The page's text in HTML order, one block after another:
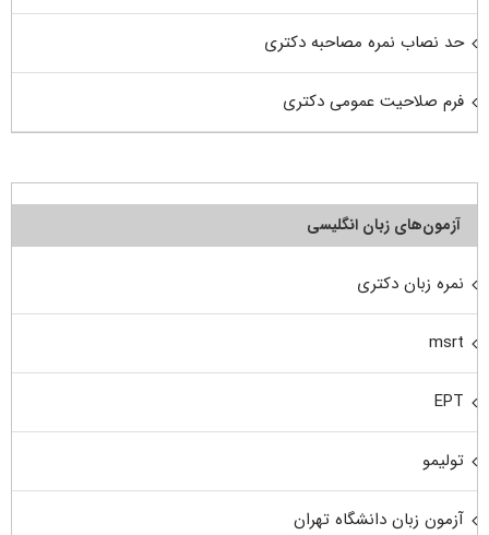
حد نصاب نمره مصاحبه دکتری
فرم صلاحیت عمومی دکتری
آزمون‌های زبان انگلیسی
نمره زبان دکتری
msrt
EPT
تولیمو
آزمون زبان دانشگاه تهران